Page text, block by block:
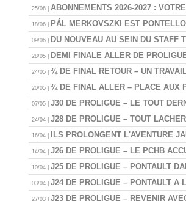
25/06 | ABONNEMENTS 2026-2027 :
18/06 | PÁL MERKOVSZKI EST
09/06 | DU NOUVEAU AU SEIN DU STAFF
28/05 | DEMI FINALE ALLER DE
24/05 | ¾ DE FINAL RETOUR – UN
20/05 | ¾ DE FINAL ALLER – PLACE AUX
07/05 | J30 DE PROLIGUE – LE TOUT
24/04 | J28 DE PROLIGUE – TOUT
16/04 | ILS PROLONGENT L'AVENTURE
14/04 | J26 DE PROLIGUE – LE PCHB
10/04 | J25 DE PROLIGUE – PONTAULT
03/04 | J24 DE PROLIGUE – PONTAULT A
27/03 | J23 DE PROLIGUE – REVENIR